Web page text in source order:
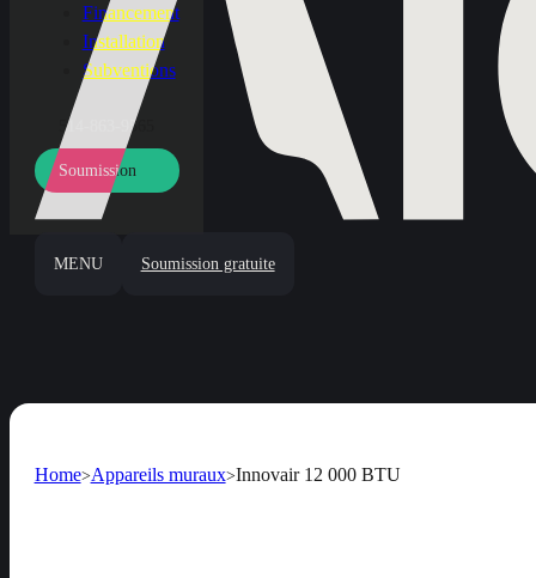
MENU Soumission gratuite
Financement
Installation
Subventions
514-863-9565
Soumission
Home>Appareils muraux>Innovair 12 000 BTU